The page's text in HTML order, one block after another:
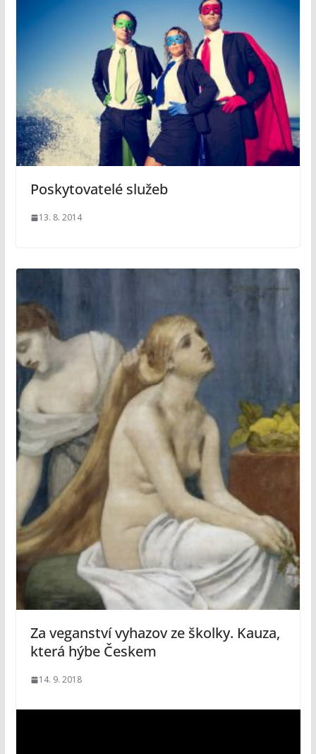
Poskytovatelé služeb
13. 8. 2014
Za veganství vyhazov ze školky. Kauza,
která hýbe Českem
14. 9. 2018